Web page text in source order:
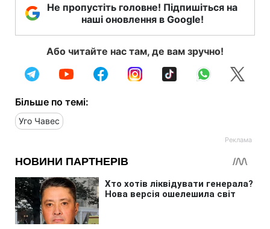
Не пропустіть головне! Підпишіться на
наші оновлення в Google!
Або читайте нас там, де вам зручно!
Більше по темі:
Уго Чавес